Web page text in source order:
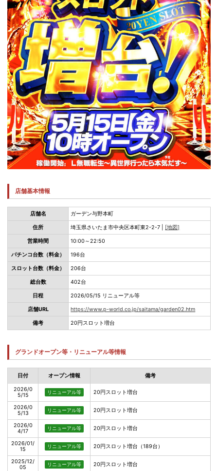
店舗基本情報
店舗名 ガーデン与野本町
住所 埼玉県さいたま市中央区本町東2-2-7 | [地図]
営業時間 10:00～22:50
パチンコ台数（料金） 196台
スロット台数（料金） 206台
総台数 402台
日程 2026/05/15 リニューアル等
店舗URL https://www.p-world.co.jp/saitama/garden02.htm
備考 20円スロット増台
グランドオープン等・リニューアル等情報
日付 オープン情報 備考
2026/0
5/15
リニューアル等 20円スロット増台
2026/0
5/13
リニューアル等 20円スロット増台
2026/0
4/17
リニューアル等 20円スロット増台
2026/01/
15
リニューアル等 20円スロット増台（189台）
2025/12/
05
リニューアル等 20円スロット増台